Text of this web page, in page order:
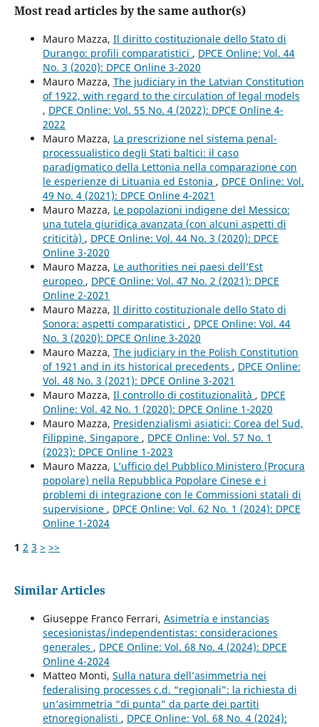
Most read articles by the same author(s)
Mauro Mazza, Il diritto costituzionale dello Stato di
Durango: profili comparatistici , DPCE Online: Vol. 44
No. 3 (2020): DPCE Online 3-2020
Mauro Mazza, The judiciary in the Latvian Constitution
of 1922, with regard to the circulation of legal models
, DPCE Online: Vol. 55 No. 4 (2022): DPCE Online 4-
2022
Mauro Mazza, La prescrizione nel sistema penal-
processualistico degli Stati baltici: il caso
paradigmatico della Lettonia nella comparazione con
le esperienze di Lituania ed Estonia , DPCE Online: Vol.
49 No. 4 (2021): DPCE Online 4-2021
Mauro Mazza, Le popolazioni indigene del Messico:
una tutela giuridica avanzata (con alcuni aspetti di
criticità) , DPCE Online: Vol. 44 No. 3 (2020): DPCE
Online 3-2020
Mauro Mazza, Le authorities nei paesi dell’Est
europeo , DPCE Online: Vol. 47 No. 2 (2021): DPCE
Online 2-2021
Mauro Mazza, Il diritto costituzionale dello Stato di
Sonora: aspetti comparatistici , DPCE Online: Vol. 44
No. 3 (2020): DPCE Online 3-2020
Mauro Mazza, The judiciary in the Polish Constitution
of 1921 and in its historical precedents , DPCE Online:
Vol. 48 No. 3 (2021): DPCE Online 3-2021
Mauro Mazza, Il controllo di costituzionalità , DPCE
Online: Vol. 42 No. 1 (2020): DPCE Online 1-2020
Mauro Mazza, Presidenzialismi asiatici: Corea del Sud,
Filippine, Singapore , DPCE Online: Vol. 57 No. 1
(2023): DPCE Online 1-2023
Mauro Mazza, L’ufficio del Pubblico Ministero (Procura
popolare) nella Repubblica Popolare Cinese e i
problemi di integrazione con le Commissioni statali di
supervisione , DPCE Online: Vol. 62 No. 1 (2024): DPCE
Online 1-2024
1 2 3 > >>
Similar Articles
Giuseppe Franco Ferrari, Asimetría e instancias
secesionistas/independentistas: consideraciones
generales , DPCE Online: Vol. 68 No. 4 (2024): DPCE
Online 4-2024
Matteo Monti, Sulla natura dell’asimmetria nei
federalising processes c.d. “regionali”: la richiesta di
un’asimmetria “di punta” da parte dei partiti
etnoregionalisti , DPCE Online: Vol. 68 No. 4 (2024):